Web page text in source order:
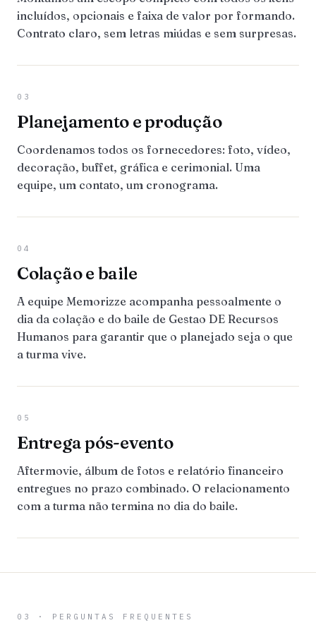
incluídos, opcionais e faixa de valor por formando.
Contrato claro, sem letras miúdas e sem surpresas.
03
Planejamento e produção
Coordenamos todos os fornecedores: foto, vídeo,
decoração, buffet, gráfica e cerimonial. Uma
equipe, um contato, um cronograma.
04
Colação e baile
A equipe Memorizze acompanha pessoalmente o
dia da colação e do baile de Gestao DE Recursos
Humanos para garantir que o planejado seja o que
a turma vive.
05
Entrega pós-evento
Aftermovie, álbum de fotos e relatório financeiro
entregues no prazo combinado. O relacionamento
com a turma não termina no dia do baile.
03 · PERGUNTAS FREQUENTES